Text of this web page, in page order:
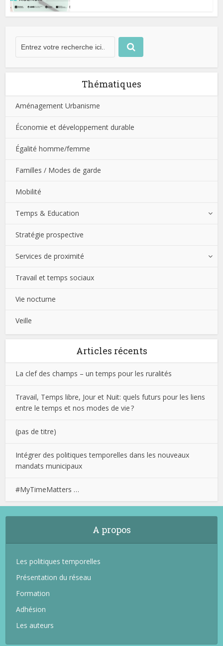
Thématiques
Aménagement Urbanisme
Économie et développement durable
Égalité homme/femme
Familles / Modes de garde
Mobilité
Temps & Education
Stratégie prospective
Services de proximité
Travail et temps sociaux
Vie nocturne
Veille
Articles récents
La clef des champs – un temps pour les ruralités
Travail, Temps libre, Jour et Nuit: quels futurs pour les liens
entre le temps et nos modes de vie ?
(pas de titre)
Intégrer des politiques temporelles dans les nouveaux
mandats municipaux
#MyTimeMatters …
A propos
Les politiques temporelles
Présentation du réseau
Formation
Adhésion
Les auteurs